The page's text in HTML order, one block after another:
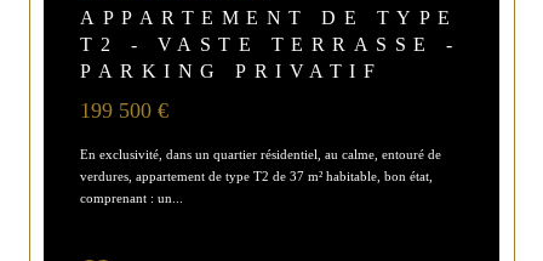
APPARTEMENT DE TYPE
T2 - VASTE TERRASSE -
PARKING PRIVATIF
199 500 €
En exclusivité, dans un quartier résidentiel, au calme, entouré de
verdures, appartement de type T2 de 37 m² habitable, bon état,
comprenant : un...